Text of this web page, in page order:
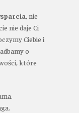
, nie
nie daje Ci
Ciebie i
o
które